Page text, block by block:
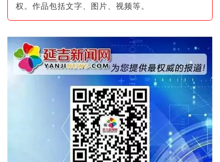
权。作品包括文字、图片 、视频等。